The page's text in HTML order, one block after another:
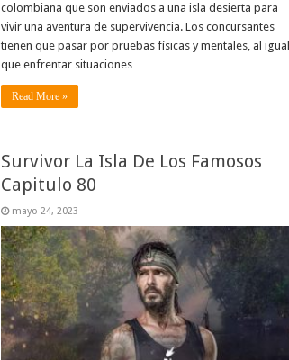
colombiana que son enviados a una isla desierta para
vivir una aventura de supervivencia. Los concursantes
tienen que pasar por pruebas físicas y mentales, al igual
que enfrentar situaciones …
Read More »
Survivor La Isla De Los Famosos
Capitulo 80
mayo 24, 2023